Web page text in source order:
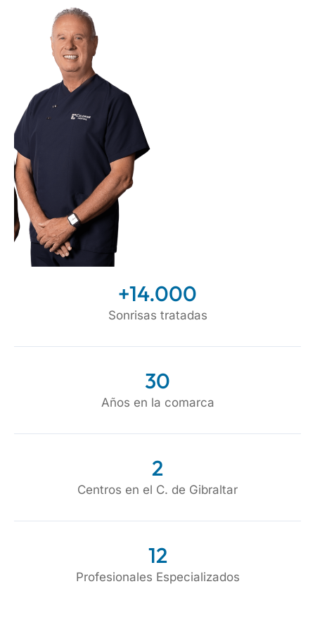
Sonrisas tratadas
+14.000
Años en la comarca
30
Centros en el C. de Gibraltar
2
Profesionales Especializados
12